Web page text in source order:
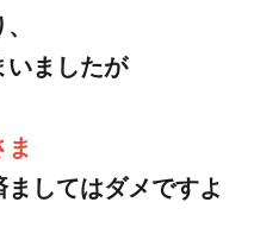
いましたが
してはダメですよ